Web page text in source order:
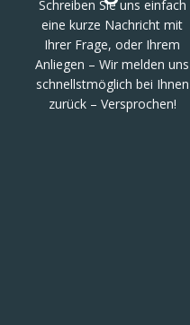
Schreiben Sie uns einfach
eine kurze Nachricht mit
Ihrer Frage, oder Ihrem
Anliegen – Wir melden uns
schnellstmöglich bei Ihnen
zurück – Versprochen!